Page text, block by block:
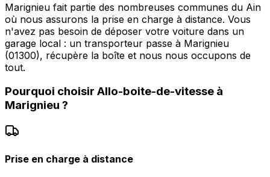
Marignieu fait partie des nombreuses communes du Ain
où nous assurons la prise en charge à distance. Vous
n'avez pas besoin de déposer votre voiture dans un
garage local : un transporteur passe à Marignieu
(01300), récupère la boîte et nous nous occupons de
tout.
Pourquoi choisir Allo-boite-de-vitesse à
Marignieu ?
Prise en charge à distance